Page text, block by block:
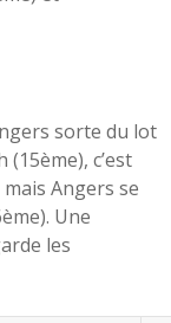
sorte du lot
(15ème), c’est
mais Angers se
Une
les